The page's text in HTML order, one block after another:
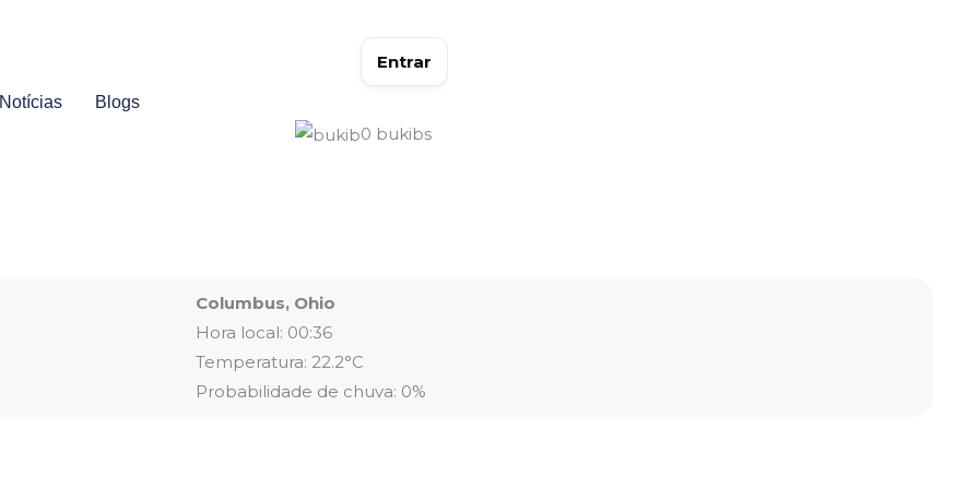
Notícias Blogs
Entrar
0 bukibs
Columbus, Ohio
Hora local: 00:36
Temperatura: 22.2°C
Probabilidade de chuva: 0%